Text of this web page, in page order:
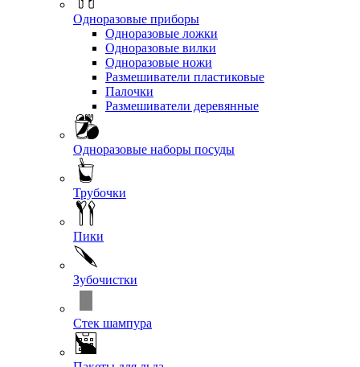
Одноразовые приборы
Одноразовые ложки
Одноразовые вилки
Одноразовые ножи
Размешиватели пластиковые
Палочки
Размешиватели деревянные
Одноразовые наборы посуды
Трубочки
Пики
Зубочистки
Стек шампура